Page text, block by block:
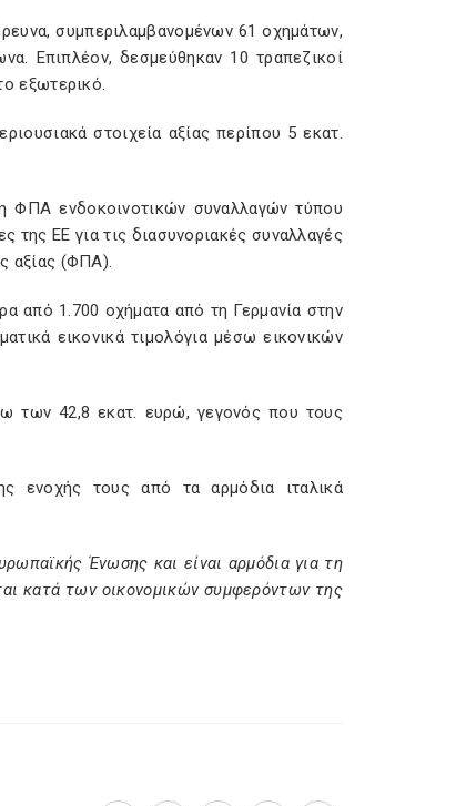
συμπεριλαμβανομένων 61 οχημάτων,
Επιπλέον, δεσμεύθηκαν 10 τραπεζικοί
εξωτερικό.
στοιχεία αξίας περίπου 5 εκατ.
ΦΠΑ ενδοκοινοτικών συναλλαγών τύπου
της ΕΕ για τις διασυνοριακές συναλλαγές
αξίας (ΦΠΑ).
από 1.700 οχήματα από τη Γερμανία στην
εικονικά τιμολόγια μέσω εικονικών
των 42,8 εκατ. ευρώ, γεγονός που τους
ενοχής τους από τα αρμόδια ιταλικά
Ένωσης και είναι αρμόδια για τη
κατά των οικονομικών συμφερόντων της